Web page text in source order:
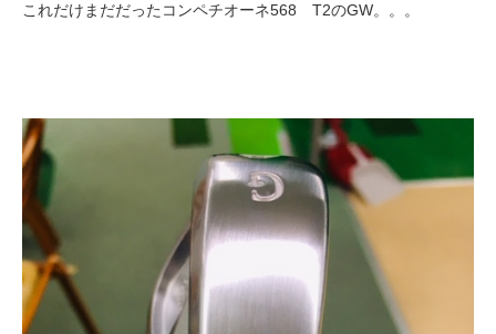
これだけまだだったコンペチオーネ568 T2のGW。。。